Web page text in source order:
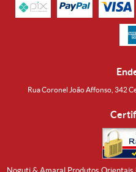
Rua Coronel João Affonso, 342